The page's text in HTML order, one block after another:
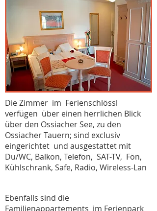
Die Zimmer im Ferienschlössl
verfügen über einen herrlichen Blick
über den Ossiacher See, zu den
Ossiacher Tauern; sind exclusiv
eingerichtet und ausgestattet mit
Du/WC, Balkon, Telefon, SAT-TV, Fön,
Kühlschrank, Safe, Radio, Wireless-Lan
Ebenfalls sind die
Familienappartements im Ferienpark